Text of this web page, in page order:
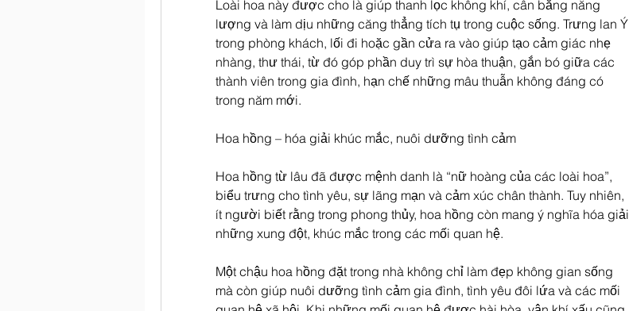
Loài hoa này được cho là giúp thanh lọc không khí, cân bằng năng
lượng và làm dịu những căng thẳng tích tụ trong cuộc sống. Trưng lan Ý
trong phòng khách, lối đi hoặc gần cửa ra vào giúp tạo cảm giác nhẹ
nhàng, thư thái, từ đó góp phần duy trì sự hòa thuận, gắn bó giữa các
thành viên trong gia đình, hạn chế những mâu thuẫn không đáng có
trong năm mới.
Hoa hồng – hóa giải khúc mắc, nuôi dưỡng tình cảm
Hoa hồng từ lâu đã được mệnh danh là “nữ hoàng của các loài hoa”,
biểu trưng cho tình yêu, sự lãng mạn và cảm xúc chân thành. Tuy nhiên,
ít người biết rằng trong phong thủy, hoa hồng còn mang ý nghĩa hóa giải
những xung đột, khúc mắc trong các mối quan hệ.
Một chậu hoa hồng đặt trong nhà không chỉ làm đẹp không gian sống
mà còn giúp nuôi dưỡng tình cảm gia đình, tình yêu đôi lứa và các mối